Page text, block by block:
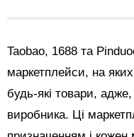
Taobao, 1688 та
маркетплейси, на
будь-які товари,
виробника. Ці